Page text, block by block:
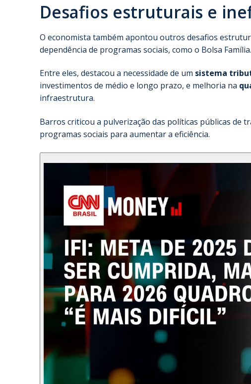
Desafios estruturais e
O economista também apontou outros desafios
dependência de programas sociais, como o Bolsa Família.
Entre eles, destacou a necessidade de um sistema
investimentos de médio e longo prazo, e melhoria na
infraestrutura.
Barros criticou a pulverização das políticas públicas de
programas sociais para aumentar a eficiência.